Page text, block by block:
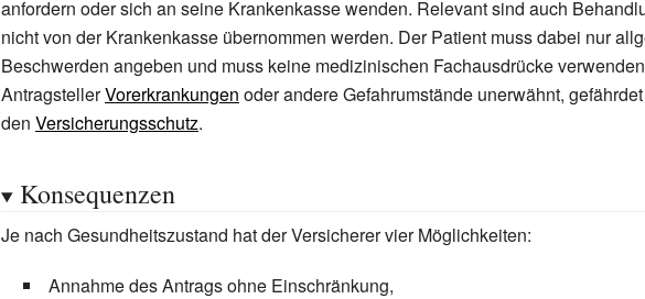
anfordern oder sich an seine Krankenkasse wenden. Relevant sind auch
nicht von der Krankenkasse übernommen werden. Der Patient muss dabei nur
Beschwerden angeben und muss keine medizinischen Fachausdrücke
AntragstellerVorerkrankungen oder andere Gefahrumstände unerwähnt,
den Versicherungsschutz.
Konsequenzen
Je nach Gesundheitszustand hat der Versicherer vier Möglichkeiten:
Annahme des Antrags ohne Einschränkung,